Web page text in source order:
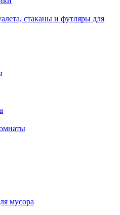
стаканы и футляры для
мусора